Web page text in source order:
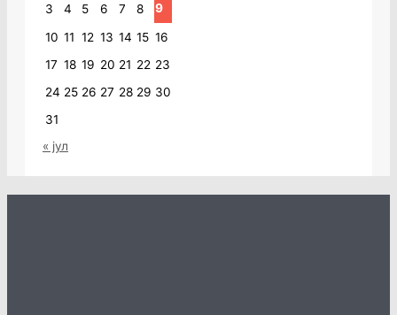
3
4 5 6 7 8 9
10 11 12 13 14 15 16
17 18 19 20 21 22 23
24 25 26 27 28 29 30
31
« јул